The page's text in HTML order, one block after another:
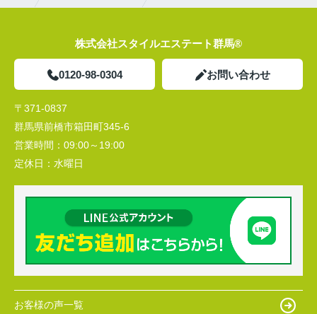
株式会社スタイルエステート群馬®
0120-98-0304 お問い合わせ
〒371-0837
群馬県前橋市箱田町345-6
営業時間： 09:00～19:00
定休日： 水曜日
お客様の声一覧